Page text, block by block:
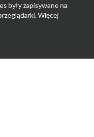
były zapisywane na
Więcej